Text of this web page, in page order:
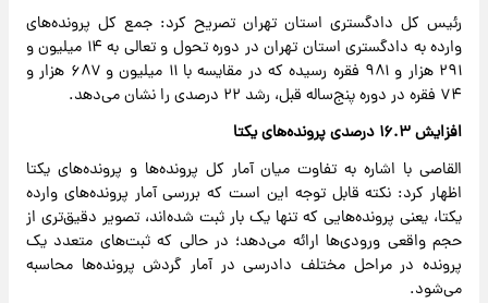
رئیس کل دادگستری استان تهران تصریح کرد: جمع کل پرونده‌های
وارده به دادگستری استان تهران در دوره تحول و تعالی به ۱۴ میلیون و
۲۹۱ هزار و ۹۸۱ فقره رسیده که در مقایسه با ۱۱ میلیون و ۶۸۷ هزار و
۷۴ فقره در دوره پنج‌ساله قبل، رشد ۲۲ درصدی را نشان می‌دهد.
افزایش ۱۶.۳ درصدی پرونده‌های یکتا
القاصی با اشاره به تفاوت میان آمار کل پرونده‌ها و پرونده‌های یکتا
اظهار کرد: نکته قابل توجه این است که بررسی آمار پرونده‌های وارده
یکتا، یعنی پرونده‌هایی که تنها یک بار ثبت شده‌اند، تصویر دقیق‌تری از
حجم واقعی ورودی‌ها ارائه می‌دهد؛ در حالی که ثبت‌های متعدد یک
پرونده در مراحل مختلف دادرسی در آمار گردش پرونده‌ها محاسبه
می‌شود.